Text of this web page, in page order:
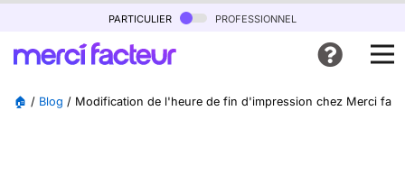
particulier professionnel
🏠 / Blog / Modification de l'heure de fin d'impression chez Merci